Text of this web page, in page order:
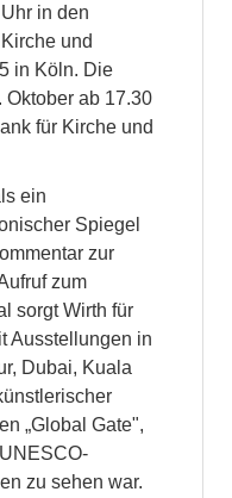
in den
und
in Köln. Die
Oktober ab 17.30
für Kirche und
ein
Spiegel
zur
zum
sorgt Wirth für
Ausstellungen in
Dubai, Kuala
„Global Gate",
zu sehen war.